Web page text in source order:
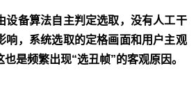
设备算法自主判定选取，没有人工干
响，系统选取的定格画面和用户主观
是频繁出现“选丑帧”的客观原因。